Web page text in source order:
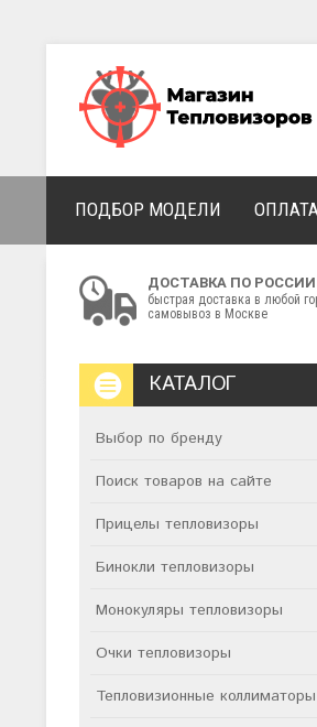
ПОДБОР МОДЕЛИ
ДОСТАВКА ПО РОССИИ
быстрая доставка в любой
самовывоз в Москве
КАТАЛОГ
Выбор по бренду
Поиск товаров на сайте
Прицелы тепловизоры
Бинокли тепловизоры
Монокуляры тепловизоры
Очки тепловизоры
Тепловизионные коллиматоры